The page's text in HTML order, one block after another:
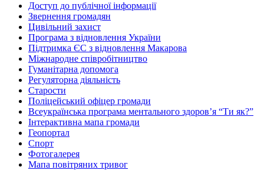
Доступ до публічної інформації
Звернення громадян
Цивільний захист
Програма з відновлення України
Підтримка ЄС з відновлення Макарова
Міжнародне співробітництво
Гуманітарна допомога
Регуляторна діяльність
Старости
Поліцейський офіцер громади
Всеукраїнська програма ментального здоров’я “Ти як?”
Інтерактивна мапа громади
Геопортал
Спорт
Фотогалерея
Мапа повітряних тривог